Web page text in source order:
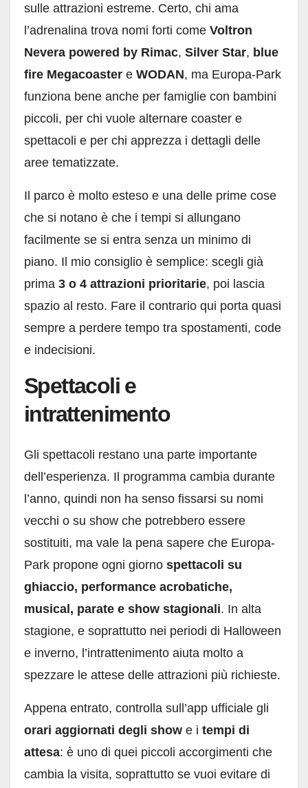
sulle attrazioni estreme. Certo, chi ama
l’adrenalina trova nomi forti come Voltron
Nevera powered by Rimac, Silver Star, blue
fire Megacoaster e WODAN, ma Europa-Park
funziona bene anche per famiglie con bambini
piccoli, per chi vuole alternare coaster e
spettacoli e per chi apprezza i dettagli delle
aree tematizzate.
Il parco è molto esteso e una delle prime cose
che si notano è che i tempi si allungano
facilmente se si entra senza un minimo di
piano. Il mio consiglio è semplice: scegli già
prima 3 o 4 attrazioni prioritarie, poi lascia
spazio al resto. Fare il contrario qui porta quasi
sempre a perdere tempo tra spostamenti, code
e indecisioni.
Spettacoli e
intrattenimento
Gli spettacoli restano una parte importante
dell’esperienza. Il programma cambia durante
l’anno, quindi non ha senso fissarsi su nomi
vecchi o su show che potrebbero essere
sostituiti, ma vale la pena sapere che Europa-
Park propone ogni giorno spettacoli su
ghiaccio, performance acrobatiche,
musical, parate e show stagionali. In alta
stagione, e soprattutto nei periodi di Halloween
e inverno, l’intrattenimento aiuta molto a
spezzare le attese delle attrazioni più richieste.
Appena entrato, controlla sull’app ufficiale gli
orari aggiornati degli show e i tempi di
attesa: è uno di quei piccoli accorgimenti che
cambia la visita, soprattutto se vuoi evitare di